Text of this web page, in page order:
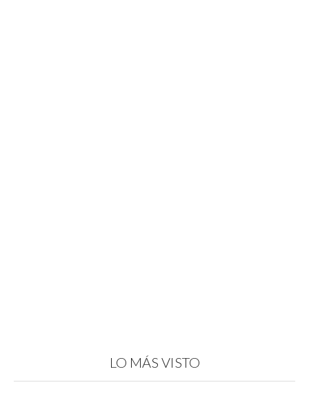
LO MÁS VISTO